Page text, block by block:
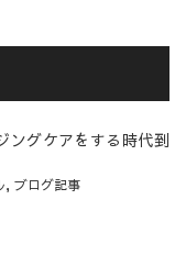
ングケアをする時代到
, ブログ記事